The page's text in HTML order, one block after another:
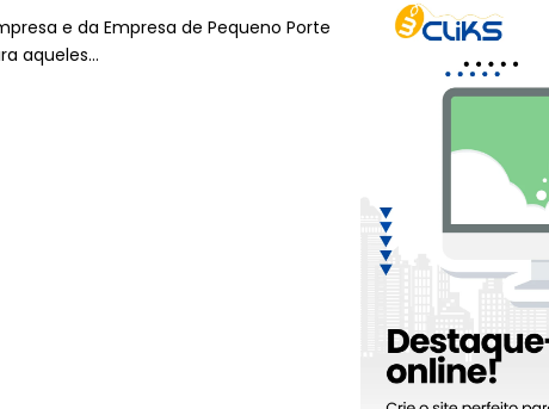
e da Empresa de Pequeno Porte
aqueles…